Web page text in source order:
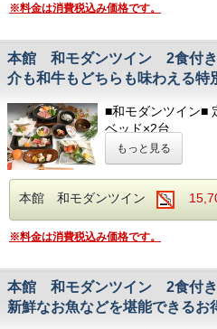
☆☆お食事☆☆
朝食開始時間は、
朝7：00～・7：30～
ご希望のお時間をご記
冷暖房完備 / お茶
■アメニティ■
フェイスタオル /
ボディソープ / シ
フロント向かいの
てご用意しておりま
必要なものをお持
歯ブラシ
T字カミソリ
お茶
コテージ棟付近に
ます。
※料金は消費税込み価格です。
本館 和モダンツイン 2食付き
介も和牛もどちらも味わえる特
■和モダンツイン■
ベッド×2台
シャワー室 /
洗面所 /冷蔵庫 / テ
ヘアドライヤー /
冷暖房完備 / お茶
■アメニティ■
フェイスタオル / バ
以下のアメニティ
フロント向かいの
てご用意しており
もっと見る
本館 和モダンツイン
※料金は消費税込み価格です。
本館 和モダンツイン 2食付き
新鮮なお魚などを堪能できるお